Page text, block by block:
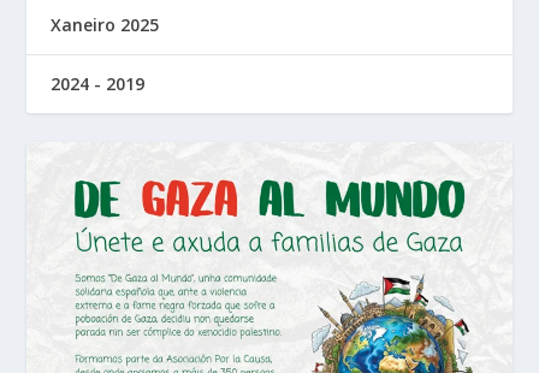
Xaneiro 2025
2024 - 2019